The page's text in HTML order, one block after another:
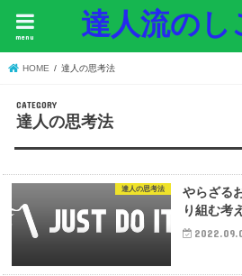
達人流のし
menu
HOME 達人の思考法
達人の思考法
達人の思考法
やらざる
り組む考